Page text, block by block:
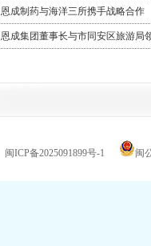
恩成制药与海洋三所携手战略合作
恩成集团董事长与市同安区旅游局
闽ICP备2025091899号-1 闽